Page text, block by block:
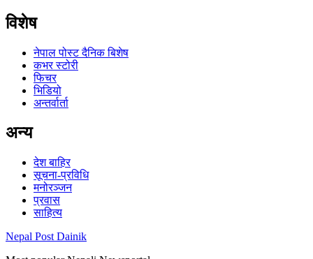
विशेष
नेपाल पोस्ट दैनिक बिशेष
कभर स्टोरी
फिचर
भिडियो
अन्तर्वार्ता
अन्य
देश बाहिर
सूचना-प्रविधि
मनोरञ्जन
प्रवास
साहित्य
Nepal Post Dainik